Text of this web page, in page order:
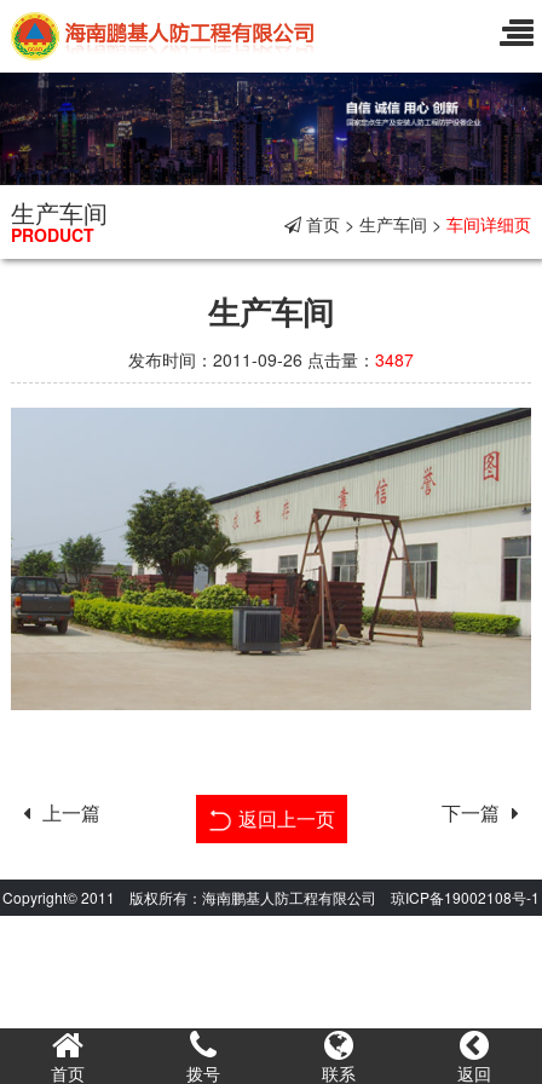
生产车间
PRODUCT 首页 > 生产车间 >车间详细页
生产车间
发布时间：2011-09-26 点击量： 3487
上一篇 返回上一页 下一篇
Copyright© 2011 版权所有：海南鹏基人防工程有限公司 琼ICP备19002108号-1
首页 拨号 联系 返回